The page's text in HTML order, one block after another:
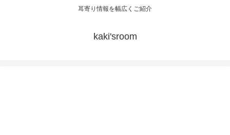
耳寄り情報を幅広くご紹介
kaki'sroom